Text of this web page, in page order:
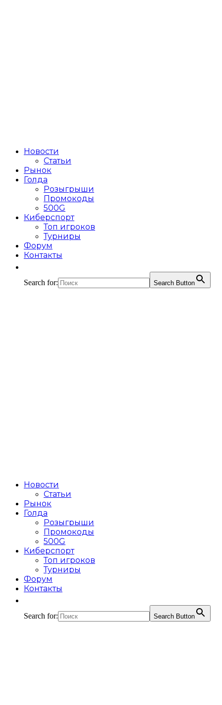
Новости
Статьи
Рынок
Голда
Розыгрыши
Промокоды
500G
Киберспорт
Топ игроков
Турниры
Форум
Контакты
Search for: Search Button
Новости
Статьи
Рынок
Голда
Розыгрыши
Промокоды
500G
Киберспорт
Топ игроков
Турниры
Форум
Контакты
Search for: Search Button